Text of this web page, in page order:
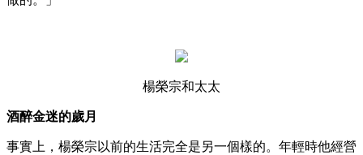
楊榮宗和太太
酒醉金迷的歲月
事實上，楊榮宗以前的生活完全是另一個樣的。年輕時他經營